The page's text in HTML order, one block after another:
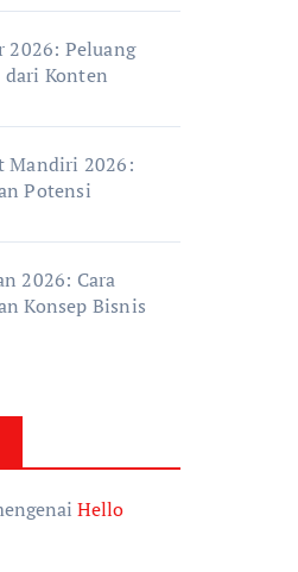
2026: Peluang
dari Konten
Mandiri 2026:
Potensi
2026: Cara
Konsep Bisnis
Hello